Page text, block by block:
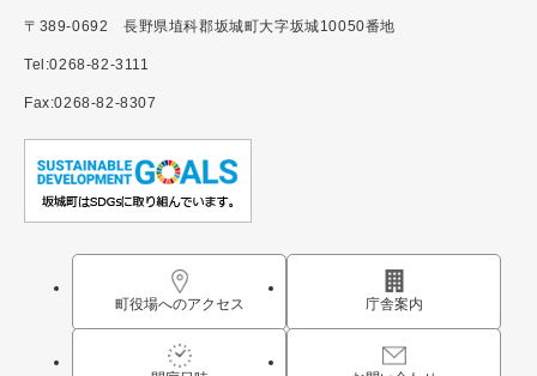
〒389-0692 長野県埴科郡坂城町大字坂城10050番地
Tel:0268-82-3111
Fax:0268-82-8307
町役場へのアクセス 庁舎案内